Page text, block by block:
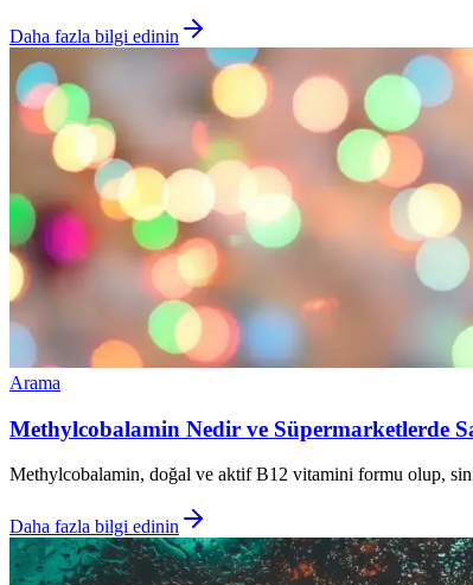
Daha fazla bilgi edinin
Arama
Methylcobalamin Nedir ve Süpermarketlerde
Methylcobalamin, doğal ve aktif B12 vitamini formu olup, sinir
Daha fazla bilgi edinin